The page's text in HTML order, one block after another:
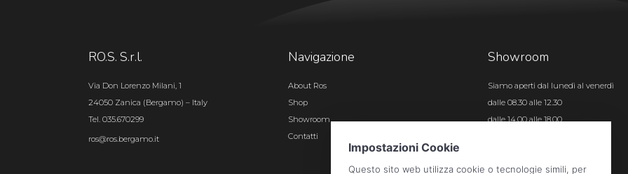
RO.S. S.r.l.
Via Don Lorenzo Milani, 1
24050 Zanica (Bergamo) – Italy
Tel. 035.670299
ros@ros.bergamo.it
Navigazione
About Ros
Shop
Showroom
Contatti
Showroom
Siamo aperti dal lunedì al venerdì
dalle 08.30 alle 12.30
dalle 14.00 alle 18.00